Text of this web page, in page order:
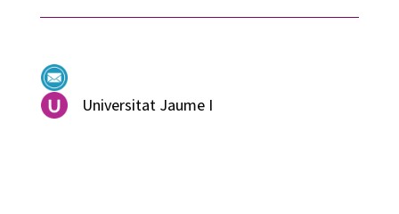
Universitat Jaume I